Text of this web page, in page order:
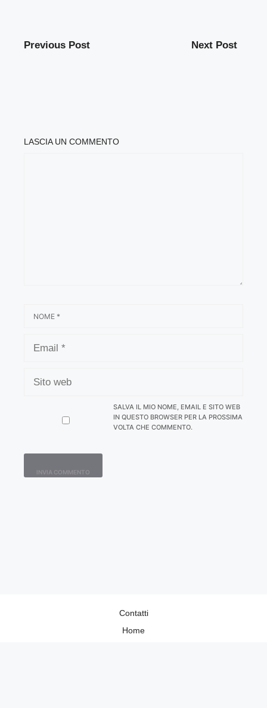
Previous Post Next Post
LASCIA UN COMMENTO
WEB
SALVA IL MIO NOME, EMAIL E SITO WEB
IN QUESTO BROWSER PER LA PROSSIMA
VOLTA CHE COMMENTO.
Contatti
Home